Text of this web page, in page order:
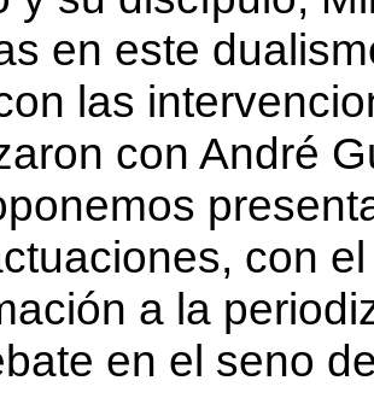
en este
las
con André
con
a la
en el seno